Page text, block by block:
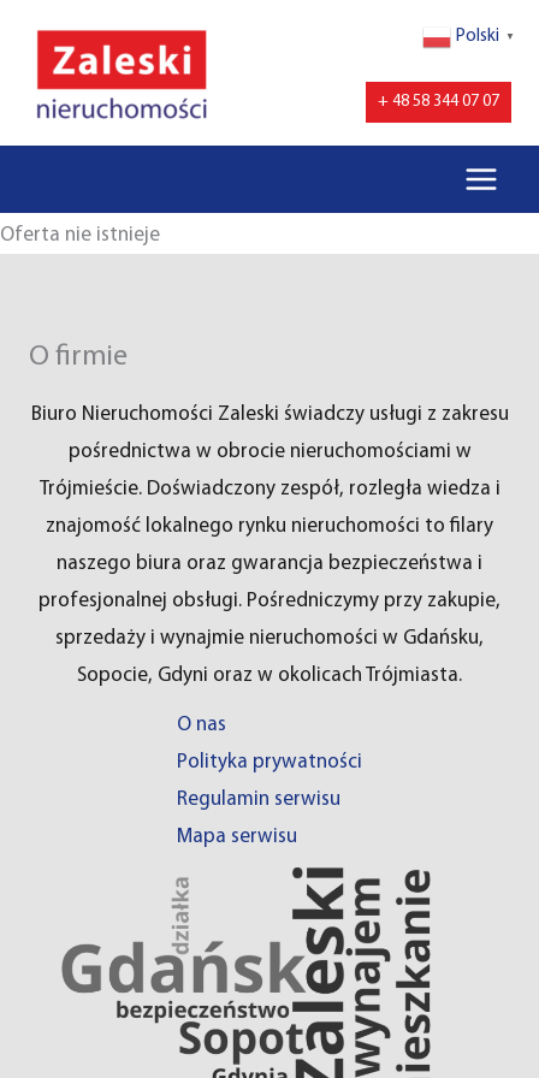
treści
+ 48 58 344 07 07
Oferta nie istnieje
O firmie
Biuro Nieruchomości Zaleski świadczy usługi z zakresu
pośrednictwa w obrocie nieruchomościami w
Trójmieście. Doświadczony zespół, rozległa wiedza i
znajomość lokalnego rynku nieruchomości to filary
naszego biura oraz gwarancja bezpieczeństwa i
profesjonalnej obsługi. Pośredniczymy przy zakupie,
sprzedaży i wynajmie nieruchomości w Gdańsku,
Sopocie, Gdyni oraz w okolicach Trójmiasta.
O nas
Polityka prywatności
Regulamin serwisu
Mapa serwisu
Polski ▼